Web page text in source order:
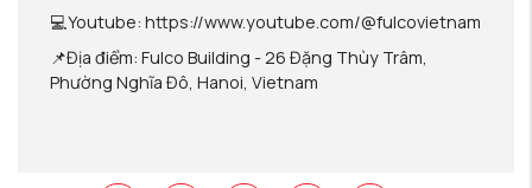
💻Youtube: https://www.youtube.com/@fulcovietnam
📌Địa điểm: Fulco Building - 26 Đặng Thùy Trâm,
Phường Nghĩa Đô, Hanoi, Vietnam